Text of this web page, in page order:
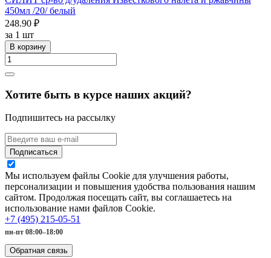
450мл /20/ белый
248.90 ₽
за 1 шт
В корзину
Хотите быть в курсе наших акций?
Подпишитесь на рассылку
Подписаться
Мы используем файлы Cookie для улучшения работы,
персонализации и повышения удобства пользования нашим
сайтом. Продолжая посещать сайт, вы соглашаетесь на
использование нами файлов Cookie.
+7 (495) 215-05-51
пн-пт 08:00–18:00
Обратная связь